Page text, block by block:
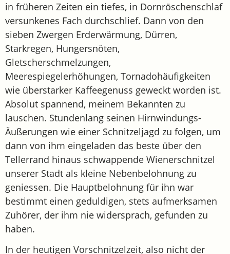
in früheren Zeiten ein tiefes, in Dornröschenschlaf
versunkenes Fach durchschlief. Dann von den
sieben Zwergen Erderwärmung, Dürren,
Starkregen, Hungersnöten,
Gletscherschmelzungen,
Meerespiegelerhöhungen, Tornadohäufigkeiten
wie überstarker Kaffeegenuss geweckt worden ist.
Absolut spannend, meinem Bekannten zu
lauschen. Stundenlang seinen Hirnwindungs-
Äußerungen wie einer Schnitzeljagd zu folgen, um
dann von ihm eingeladen das beste über den
Tellerrand hinaus schwappende Wienerschnitzel
unserer Stadt als kleine Nebenbelohnung zu
geniessen. Die Hauptbelohnung für ihn war
bestimmt einen geduldigen, stets aufmerksamen
Zuhörer, der ihm nie widersprach, gefunden zu
haben.
In der heutigen Vorschnitzelzeit, also nicht der